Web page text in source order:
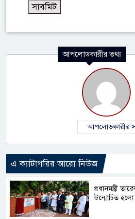
আপলোডকারীর তথ্য
আপলোডকারীর
এ ক্যাটাগরির আরো নিউজ
প্রধানমন্ত্রী
উন্মোচিত হলো